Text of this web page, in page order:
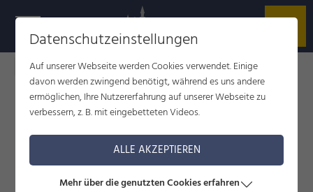
Füssen im Allgäu Blog Mächtiger Gipfel
MÄCHTIGER GIPFEL
Inspirationsreise zum Säuling
Datenschutzeinstellungen
Auf unserer Webseite werden Cookies verwendet. Einige
davon werden zwingend benötigt, während es uns andere
ermöglichen, Ihre Nutzererfahrung auf unserer Webseite zu
verbessern, z. B. mit eingebetteten Videos.
ALLE AKZEPTIEREN
Mehr über die genutzten Cookies erfahren